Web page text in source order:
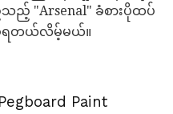
ည့် "Arsenal" ခံစားပိုထပ်
ရတယ်လိမ့်မယ်။
Paint